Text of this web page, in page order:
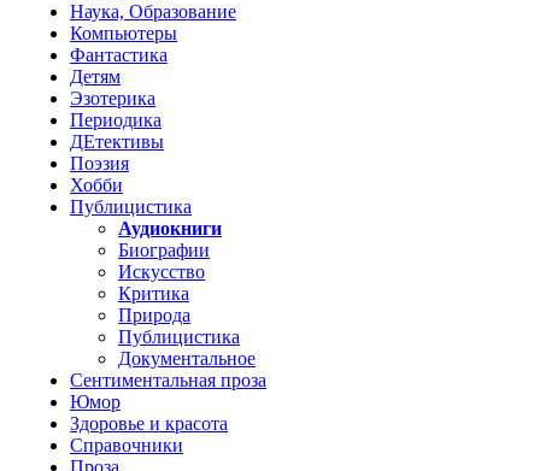
Наука, Образование
Компьютеры
Фантастика
Детям
Эзотерика
Периодика
ДЕтективы
Поэзия
Хобби
Публицистика
Аудиокниги
Биографии
Искусство
Критика
Природа
Публицистика
Документальное
Сентиментальная проза
Юмор
Здоровье и красота
Справочники